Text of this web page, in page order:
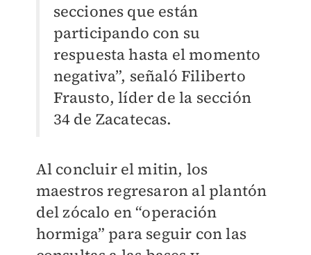
secciones que están
participando con su
respuesta hasta el momento
negativa”, señaló Filiberto
Frausto, líder de la sección
34 de Zacatecas.
Al concluir el mitin, los
maestros regresaron al plantón
del zócalo en “operación
hormiga” para seguir con las